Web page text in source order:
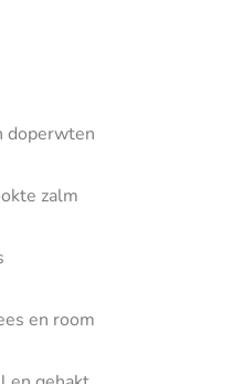
doperwten
zalm
en room